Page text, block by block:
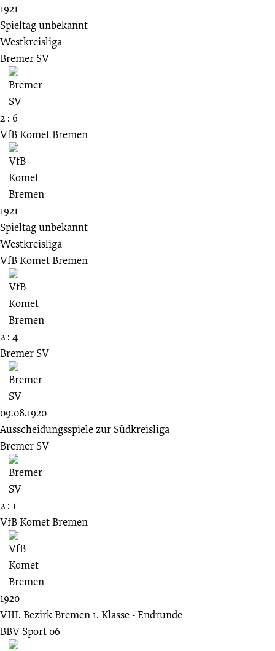
1921
Spieltag unbekannt
Westkreisliga
Bremer SV
2 : 6
VfB Komet Bremen
1921
Spieltag unbekannt
Westkreisliga
VfB Komet Bremen
2 : 4
Bremer SV
09.08.1920
Ausscheidungsspiele zur Südkreisliga
Bremer SV
2 : 1
VfB Komet Bremen
1920
VIII. Bezirk Bremen 1. Klasse - Endrunde
BBV Sport 06